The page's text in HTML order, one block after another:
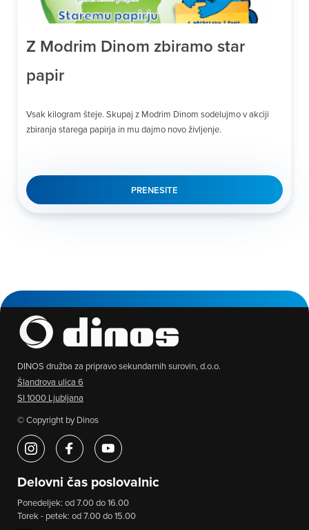
Z Modrim Dinom zbiramo star
papir
Vsak kilogram šteje. Skupaj z Modrim Dinom sodelujmo v akciji
zbiranja starega papirja in mu dajmo novo življenje.
PRENESITE
DINOS družba za pripravo sekundarnih surovin, d.o.o.
Šlandrova ulica 6
SI 1000 Ljubljana
© Copyright by Dinos
Delovni čas poslovalnic
Ponedeljek: od 7.00 do 16.00
Torek - petek: od 7.00 do 15.00